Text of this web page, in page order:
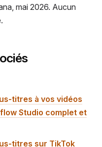
mai 2026. Aucun
titres à vos vidéos
Studio complet et
titres sur TikTok